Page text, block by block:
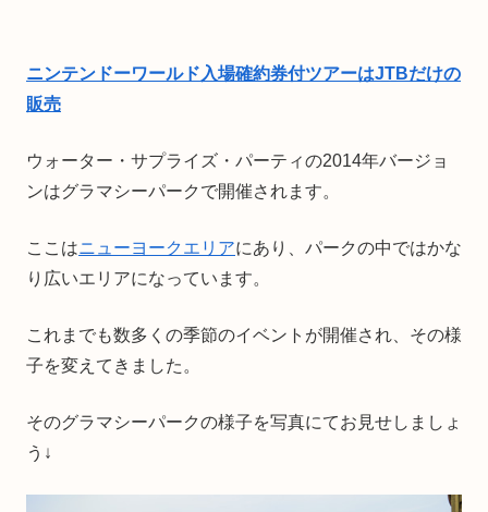
ニンテンドーワールド入場確約券付ツアーはJTBだけの
販売
ウォーター・サプライズ・パーティの2014年バージョ
ンはグラマシーパークで開催されます。
ここはニューヨークエリアにあり、パークの中ではかな
り広いエリアになっています。
これまでも数多くの季節のイベントが開催され、その様
子を変えてきました。
そのグラマシーパークの様子を写真にてお見せしましょ
う↓